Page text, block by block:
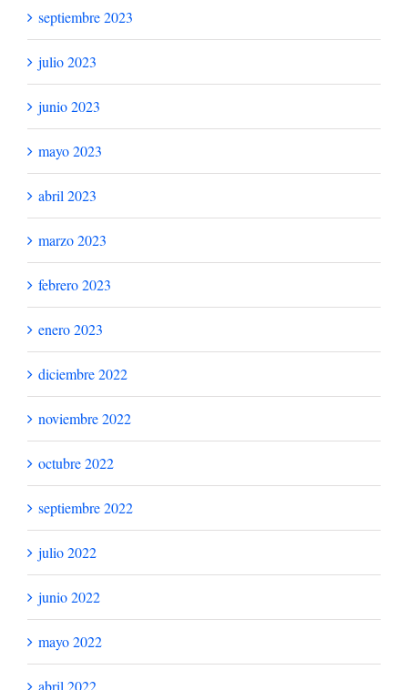
septiembre 2023
julio 2023
junio 2023
mayo 2023
abril 2023
marzo 2023
febrero 2023
enero 2023
diciembre 2022
noviembre 2022
octubre 2022
septiembre 2022
julio 2022
junio 2022
mayo 2022